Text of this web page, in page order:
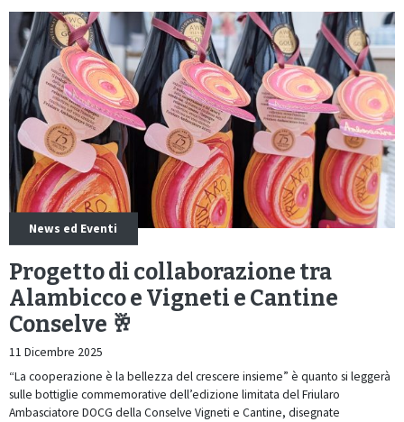
News ed Eventi
Progetto di collaborazione tra
Alambicco e Vigneti e Cantine
Conselve 🥂
11 Dicembre 2025
“La cooperazione è la bellezza del crescere insieme” è quanto si leggerà
sulle bottiglie commemorative dell’edizione limitata del Friularo
Ambasciatore DOCG della Conselve Vigneti e Cantine, disegnate